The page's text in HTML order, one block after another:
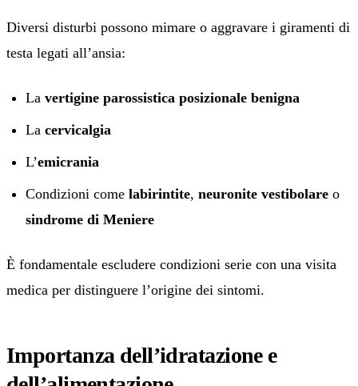
Diversi disturbi possono mimare o aggravare i giramenti di
testa legati all’ansia:
La vertigine parossistica posizionale benigna
La cervicalgia
L’emicrania
Condizioni come labirintite, neuronite vestibolare o
sindrome di Meniere
È fondamentale escludere condizioni serie con una visita
medica per distinguere l’origine dei sintomi.
Importanza dell’idratazione e